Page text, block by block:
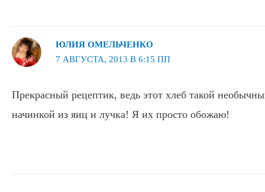
ЮЛИЯ ОМЕЛЬЧЕНКО
7 АВГУСТА, 2013 В 6:15 ПП
Прекрасный рецептик, ведь этот хлеб такой
начинкой из яиц и лучка! Я их просто обожаю!